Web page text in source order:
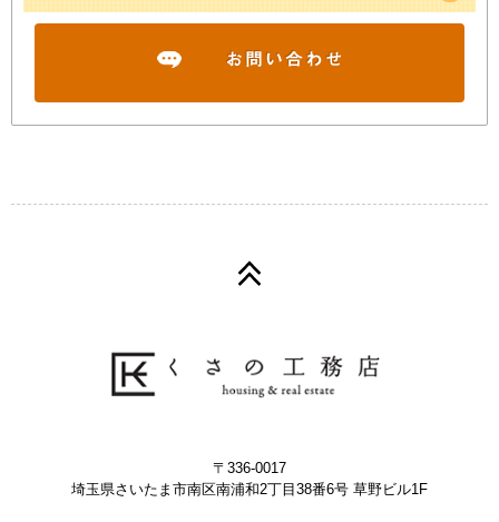
〒336-0017
埼玉県さいたま市南区南浦和2丁目38番6号 草野ビル1F